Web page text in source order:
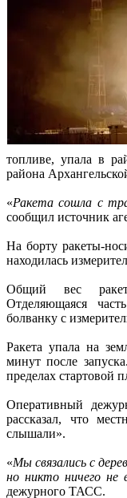
топливе, упала в
района
«Ракета сошла с
сообщил источник
На борту ракеты-
находилась
Общий вес
Отделяющаяся
болванку с
Ракета упала на
минут после
пределах стартовой
Оперативный
рассказал, что
слышали».
«Мы связались с
но никто ничего не
дежурного ТАСС.